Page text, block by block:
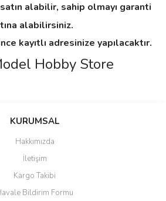
alabilir, sahip olmayı garanti
alabilirsiniz.
kayıtlı adresinize yapılacaktır.
Hobby Store
ilk yorumu siz yapın!
Yorum Yaz
bozuk veya görüntülenemiyor.
eksik bilgiler bulunuyor.
bulunuyor.
KURUMSAL
Hakkımızda
İletişim
Kargo Takibi
Bildirim Formu